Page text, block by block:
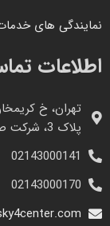
نمایندگی های
اطلاعات
تهران، خ
پلاک 3، شرکت صبا سرویس آریا
02143000141
02143000170